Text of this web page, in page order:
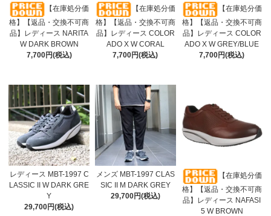
【在庫処分価
格】【返品・交換不可商
品】レディース NARITA
W DARK BROWN
7,700円(税込)
【在庫処分価
格】【返品・交換不可商
品】レディース COLOR
ADO X W CORAL
7,700円(税込)
【在庫処分価
格】【返品・交換不可商
品】レディース COLOR
ADO X W GREY/BLUE
7,700円(税込)
レディース MBT-1997 C
LASSIC II W DARK GRE
Y
29,700円(税込)
メンズ MBT-1997 CLAS
SIC II M DARK GREY
29,700円(税込)
【在庫処分価
格】【返品・交換不可商
品】レディース NAFASI
5 W BROWN